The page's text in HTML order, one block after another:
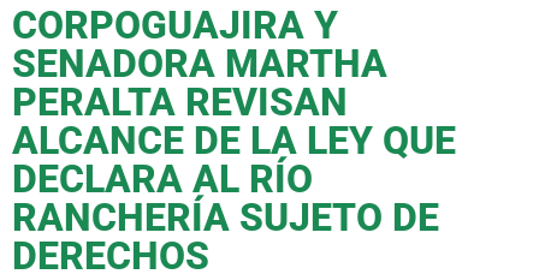
CORPOGUAJIRA Y
SENADORA MARTHA
PERALTA REVISAN
ALCANCE DE LA LEY QUE
DECLARA AL RÍO
RANCHERÍA SUJETO DE
DERECHOS